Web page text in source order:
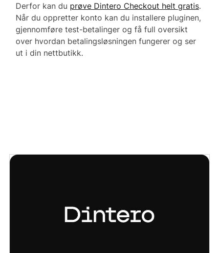
Derfor kan du prøve Dintero Checkout helt gratis.
Når du oppretter konto kan du installere pluginen,
gjennomføre test-betalinger og få full oversikt
over hvordan betalingsløsningen fungerer og ser
ut i din nettbutikk.